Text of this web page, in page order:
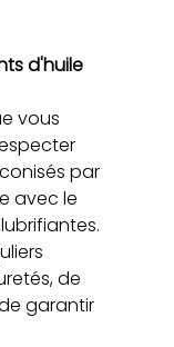
d'huile
vous
par
avec le
de
garantir